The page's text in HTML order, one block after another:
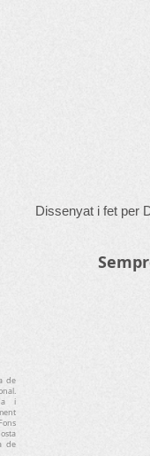
Dissenyat i fet per
de
i
de